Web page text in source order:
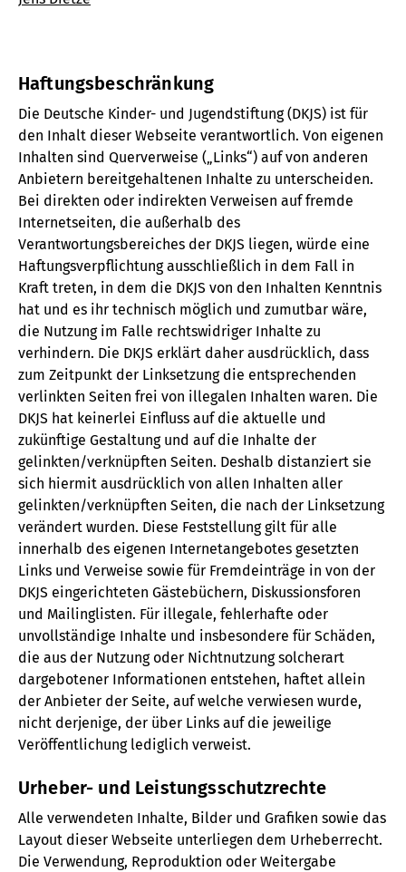
Haftungsbeschränkung
Die Deutsche Kinder- und Jugendstiftung (DKJS) ist für
den Inhalt dieser Webseite verantwortlich. Von eigenen
Inhalten sind Querverweise („Links“) auf von anderen
Anbietern bereitgehaltenen Inhalte zu unterscheiden.
Bei direkten oder indirekten Verweisen auf fremde
Internetseiten, die außerhalb des
Verantwortungsbereiches der DKJS liegen, würde eine
Haftungsverpflichtung ausschließlich in dem Fall in
Kraft treten, in dem die DKJS von den Inhalten Kenntnis
hat und es ihr technisch möglich und zumutbar wäre,
die Nutzung im Falle rechtswidriger Inhalte zu
verhindern. Die DKJS erklärt daher ausdrücklich, dass
zum Zeitpunkt der Linksetzung die entsprechenden
verlinkten Seiten frei von illegalen Inhalten waren. Die
DKJS hat keinerlei Einfluss auf die aktuelle und
zukünftige Gestaltung und auf die Inhalte der
gelinkten/verknüpften Seiten. Deshalb distanziert sie
sich hiermit ausdrücklich von allen Inhalten aller
gelinkten/verknüpften Seiten, die nach der Linksetzung
verändert wurden. Diese Feststellung gilt für alle
innerhalb des eigenen Internetangebotes gesetzten
Links und Verweise sowie für Fremdeinträge in von der
DKJS eingerichteten Gästebüchern, Diskussionsforen
und Mailinglisten. Für illegale, fehlerhafte oder
unvollständige Inhalte und insbesondere für Schäden,
die aus der Nutzung oder Nichtnutzung solcherart
dargebotener Informationen entstehen, haftet allein
der Anbieter der Seite, auf welche verwiesen wurde,
nicht derjenige, der über Links auf die jeweilige
Veröffentlichung lediglich verweist.
Urheber- und Leistungsschutzrechte
Alle verwendeten Inhalte, Bilder und Grafiken sowie das
Layout dieser Webseite unterliegen dem Urheberrecht.
Die Verwendung, Reproduktion oder Weitergabe